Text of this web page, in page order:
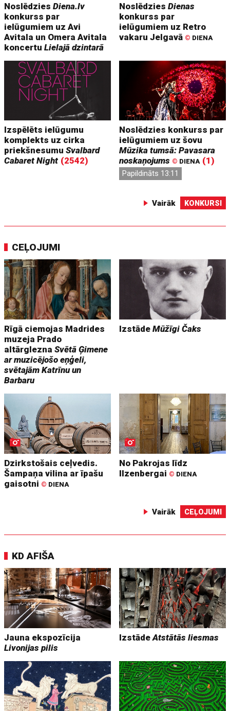
NoslēdziesDiena.lv
konkurss par
ielūgumiem uz Avi
Avitala un Omera Avitala
koncertuLielajā dzintarā
NoslēdziesDienas
konkurss par
ielūgumiem uz Retro
vakaru Jelgavā © DIENA
Izspēlēts ielūgumu
komplekts uz cirka
priekšnesumuSvalbard
Cabaret Night (2542)
Noslēdzies konkurss par
ielūgumiem uz šovu
Mūzika tumsā: Pavasara
noskaņojums © DIENA (1)
Papildināts 13:11
Vairāk KONKURSI
CEĻOJUMI
Rīgā ciemojas Madrides
muzeja Prado
altārgleznaSvētā Ģimene
ar muzicējošo eņģeli,
svētajām Katrīnu un
Barbaru
IzstādeMūžīgi Čaks
Dzirkstošais ceļvedis.
Šampaņa vilina ar īpašu
gaisotni © DIENA
No Pakrojas līdz
Ilzenbergai © DIENA
Vairāk CEĻOJUMI
KD AFIŠA
Jauna ekspozīcija
Livonijas pilis
IzstādeAtstātās liesmas